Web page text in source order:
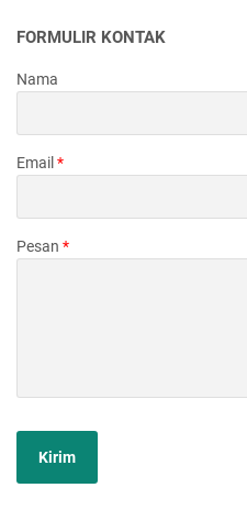
FORMULIR KONTAK
Nama
Email *
Pesan *